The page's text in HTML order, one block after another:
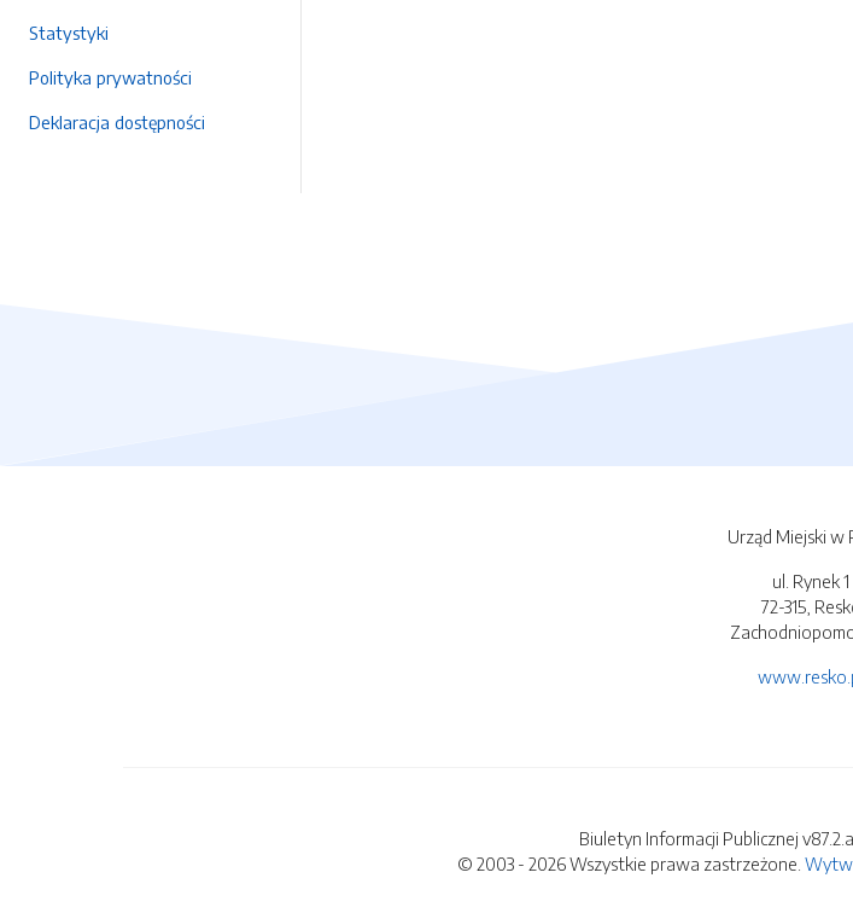
Statystyki
Polityka prywatności
Deklaracja dostępności
Urząd Miejski w
ul. Rynek 1
72-315,
Biuletyn Informacji Publicznej
© 2003 - 2026 Wszystkie prawa zastrzeżone.